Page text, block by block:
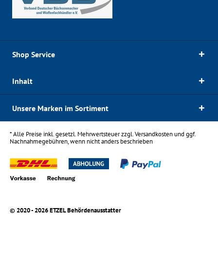
Shop Service
Inhalt
Unsere Marken im Sortiment
* Alle Preise inkl. gesetzl. Mehrwertsteuer zzgl.Versandkostenund ggf.
Nachnahmegebühren, wenn nicht anders beschrieben
© 2020 - 2026 ETZEL Behördenausstatter